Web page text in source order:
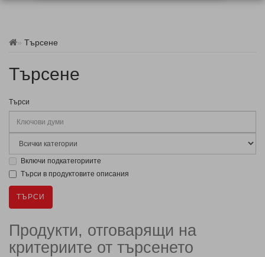
Търсене
Търсене
Търси
Включи подкатегориите
Търси в продуктовите описания
Продукти, отговарящи на
критериите от търсенето